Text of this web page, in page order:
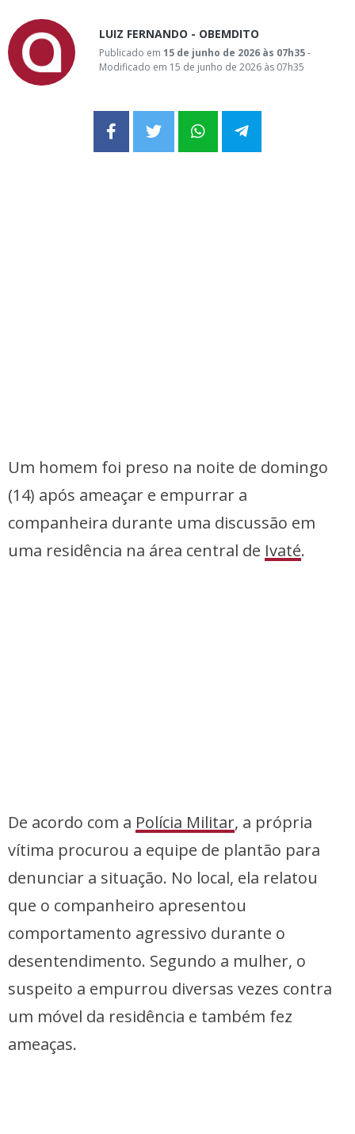
LUIZ FERNANDO - OBEMDITO
Publicado em 15 de junho de 2026 às 07h35-
Modificado em 15 de junho de 2026 às 07h35
Um homem foi preso na noite de domingo
(14) após ameaçar e empurrar a
companheira durante uma discussão em
uma residência na área central de Ivaté.
De acordo com a Polícia Militar, a própria
vítima procurou a equipe de plantão para
denunciar a situação. No local, ela relatou
que o companheiro apresentou
comportamento agressivo durante o
desentendimento. Segundo a mulher, o
suspeito a empurrou diversas vezes contra
um móvel da residência e também fez
ameaças.